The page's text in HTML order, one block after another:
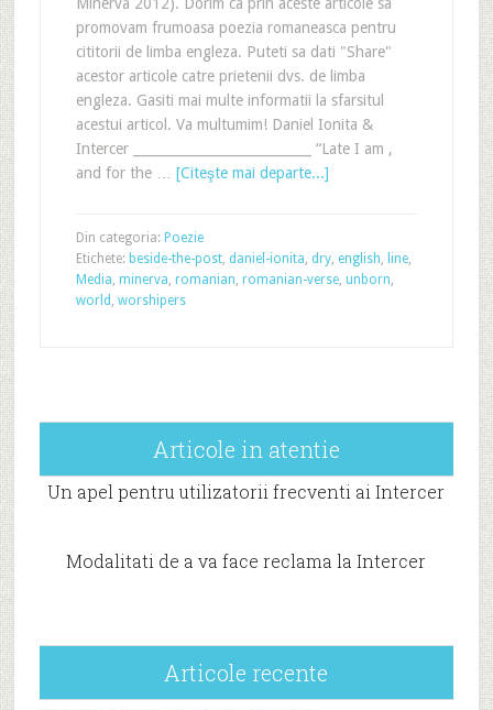
promovam frumoasa poezia romaneasca pentru
cititorii de limba engleza. Puteti sa dati "Share"
acestor articole catre prietenii dvs. de limba
engleza. Gasiti mai multe informatii la sfarsitul
acestui articol. Va multumim! Daniel Ionita &
Intercer ___________________________ “Late I am ,
and for the … [Citeşte mai departe...]
Din categoria: Poezie
Etichete: beside-the-post, daniel-ionita, dry, english, line,
Media, minerva, romanian, romanian-verse, unborn,
world , worshipers
Articole in atentie
Un apel pentru utilizatorii frecventi ai Intercer
Modalitati de a va face reclama la Intercer
Articole recente